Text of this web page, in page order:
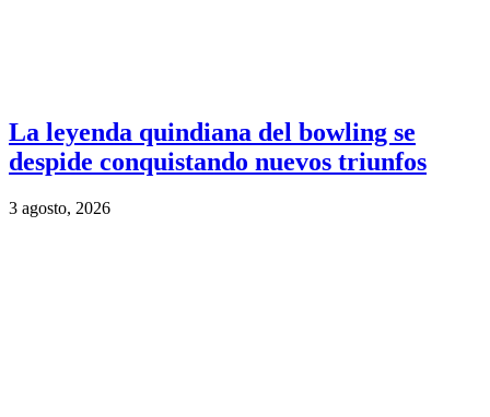
La leyenda quindiana del bowling se
despide conquistando nuevos triunfos
3 agosto, 2026